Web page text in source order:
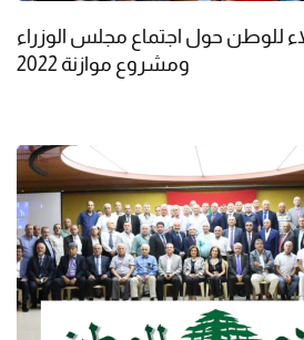
للوطن حول اجتماع مجلس الوزراء
ومشروع موازنة 2022